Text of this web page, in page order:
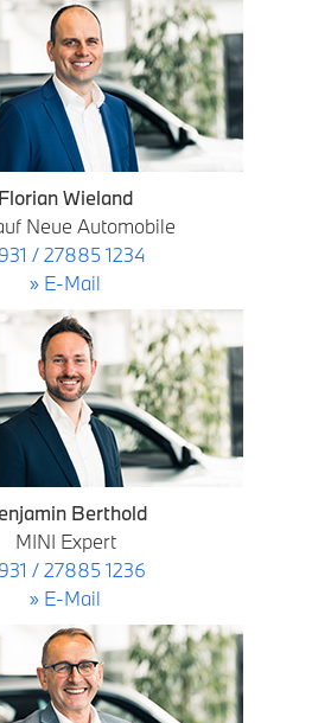
Florian Wieland
Neue Automobile
/ 27885 1234
» E-Mail
Berthold
MINI Expert
/ 27885 1236
» E-Mail